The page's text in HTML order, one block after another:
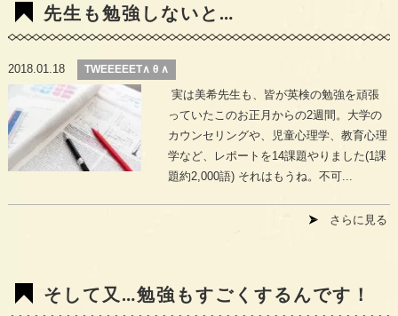
先生も勉強しないと…
2018.01.18 TWEEEEET∧ θ ∧
実は美希先生も、皆が英検の勉強を頑張
っていたこのお正月からの2週間。大学の
カウンセリングや、児童心理学、教育心理
学など、レポートを14課題やりました(1課
題約2,000語) それはもうね。不可...
さらに見る
そして又…勉強もすごくするんです！